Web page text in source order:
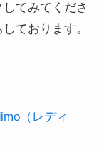
てみてくださ
ております。
（レディ